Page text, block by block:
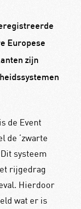
Europese
zijn
de Event
de ‘zwarte
systeem
rijgedrag
Hierdoor
wat er is